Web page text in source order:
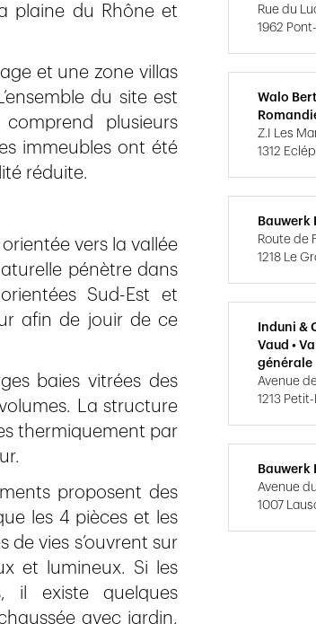
plaine du Rhône et
et une zone villas
du site est
plusieurs
immeubles ont été
réduite.
vers la vallée
pénètre dans
Sud-Est et
afin de jouir de ce
baies vitrées des
La structure
thermiquement par
proposent des
les 4 pièces et les
de vies s’ouvrent sur
et lumineux. Si les
il existe quelques
avec jardin,
Rue du
1962
Walo
Z.I Les
1312
Bauwerk
Route de
1218 Le
Induni &
Vaud •
générale
Avenue
1213
Bauwerk
Avenue
1007